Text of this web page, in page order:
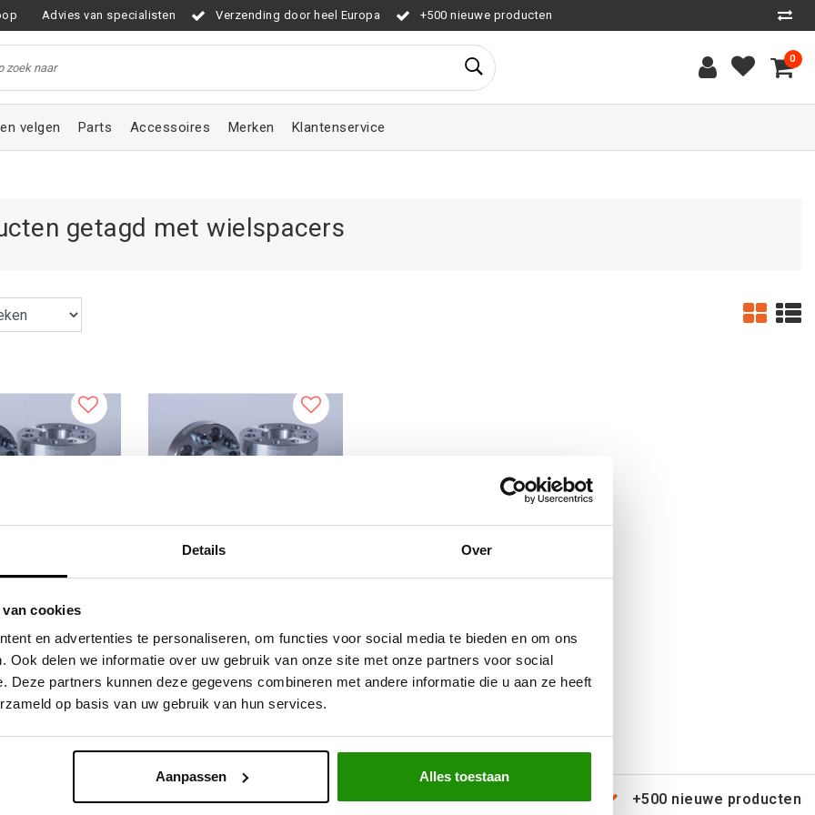
Details Over
cookies
en advertenties te personaliseren, om functies voor social media te bieden en om ons
Ook delen we informatie over uw gebruik van onze site met onze partners voor social
Deze partners kunnen deze gegevens combineren met andere informatie die u aan ze heeft
op basis van uw gebruik van hun services.
Aanpassen Alles toestaan
Advies van specialisten Verzending door heel Europa +500 nieuwe producten
0
velgen Parts Accessoires Merken Klantenservice
getagd met wielspacers
5x120
Excl. btw
Incl. btw
TRANSPORTER 5x120
€139,67 Excl. btw
€169,00 Incl. btw
Service na verkoop Advies van specialisten Verzending door heel Europa +500 nieuwe producten